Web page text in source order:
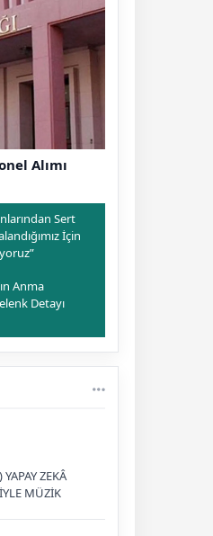
Alımı
Sert
İçin
Anma
Detayı
ZEKÂ
MÜZİK